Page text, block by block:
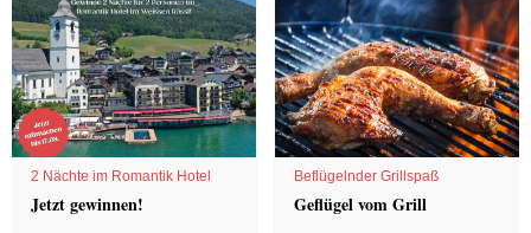
2 Nächte im Romantik Hotel
Jetzt gewinnen!
Beflügelnder Grillspaß
Geflügel vom Grill